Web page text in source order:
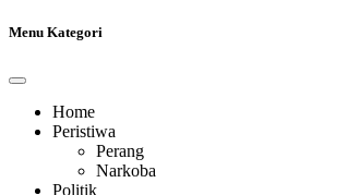
Menu Kategori
Home
Peristiwa
Perang
Narkoba
Politik